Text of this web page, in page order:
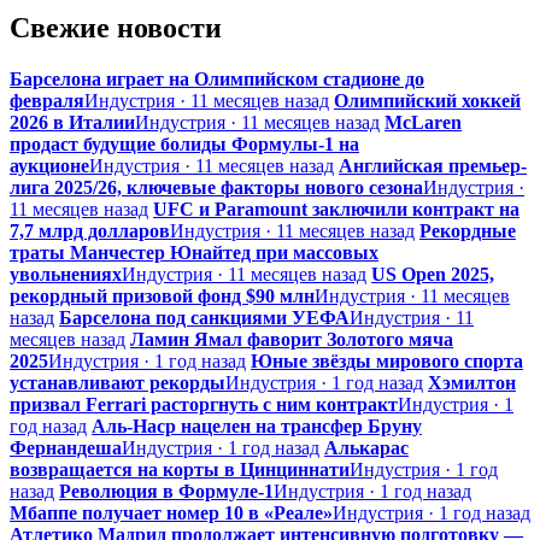
Свежие новости
Барселона играет на Олимпийском стадионе до
февраляИндустрия · 11 месяцев назад Олимпийский хоккей
2026 в ИталииИндустрия · 11 месяцев назад McLaren
продаст будущие болиды Формулы-1 на
аукционеИндустрия · 11 месяцев назад Английская премьер-
лига 2025/26, ключевые факторы нового сезонаИндустрия ·
11 месяцев назад UFC и Paramount заключили контракт на
7,7 млрд долларовИндустрия · 11 месяцев назад Рекордные
траты Манчестер Юнайтед при массовых
увольненияхИндустрия · 11 месяцев назад US Open 2025,
рекордный призовой фонд $90 млнИндустрия · 11 месяцев
назад Барселона под санкциями УЕФАИндустрия · 11
месяцев назад Ламин Ямал фаворит Золотого мяча
2025Индустрия · 1 год назад Юные звёзды мирового спорта
устанавливают рекордыИндустрия · 1 год назад Хэмилтон
призвал Ferrari расторгнуть с ним контрактИндустрия · 1
год назад Аль-Наср нацелен на трансфер Бруну
ФернандешаИндустрия · 1 год назад Алькарас
возвращается на корты в ЦинциннатиИндустрия · 1 год
назад Революция в Формуле-1Индустрия · 1 год назад
Мбаппе получает номер 10 в «Реале»Индустрия · 1 год назад
Атлетико Мадрид продолжает интенсивную подготовку —